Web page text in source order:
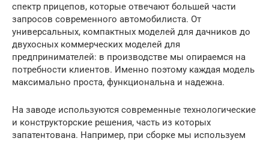
спектр прицепов, которые отвечают большей части
запросов современного автомобилиста. От
универсальных, компактных моделей для дачников до
двухосных коммерческих моделей для
предпринимателей: в производстве мы опираемся на
потребности клиентов. Именно поэтому каждая модель
максимально проста, функциональна и надежна.
На заводе используются современные технологические
и конструкторские решения, часть из которых
запатентована. Например, при сборке мы используем